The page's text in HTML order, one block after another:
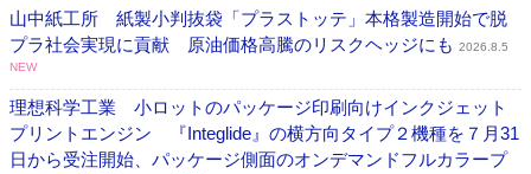
山中紙工所 紙製小判抜袋「プラストッテ」本格製造開始で脱
プラ社会実現に貢献 原油価格高騰のリスクヘッジにも 2026.8.5
NEW
理想科学工業 小ロットのパッケージ印刷向けインクジェット
プリントエンジン 『Integlide』の横方向タイプ２機種を７月31
日から受注開始、パッケージ側面のオンデマンドフルカラープ